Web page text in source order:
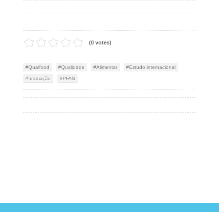
(0 votes)
Qualfood Qualidade Alimentar Estudo internacional
Irradiação PFAS